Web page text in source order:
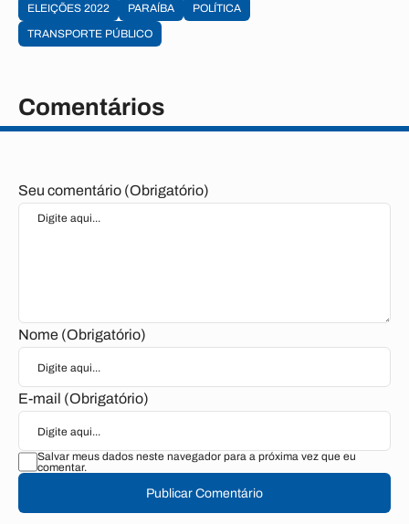
ELEIÇÕES 2022 PARAÍBA
POLÍTICA
TRANSPORTE PÚBLICO
Comentários
Seu comentário (Obrigatório)
Nome (Obrigatório)
E-mail (Obrigatório)
Salvar meus dados neste navegador para a próxima vez que eu
comentar.
Publicar Comentário